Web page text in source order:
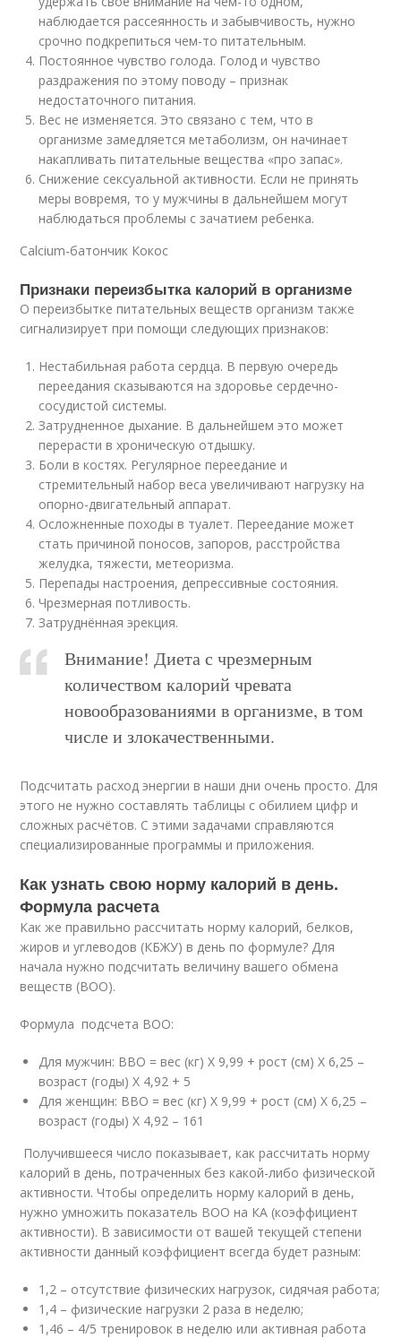
наблюдается рассеянность и забывчивость, нужно
срочно подкрепиться чем-то питательным.
Постоянное чувство голода. Голод и чувство
раздражения по этому поводу – признак
недостаточного питания.
Вес не изменяется. Это связано с тем, что в
организме замедляется метаболизм, он начинает
накапливать питательные вещества «про запас».
Снижение сексуальной активности. Если не принять
меры вовремя, то у мужчины в дальнейшем могут
наблюдаться проблемы с зачатием ребенка.
Calcium-батончик Кокос
Признаки переизбытка калорий в организме
О переизбытке питательных веществ организм также
сигнализирует при помощи следующих признаков:
Нестабильная работа сердца. В первую очередь
переедания сказываются на здоровье сердечно-
сосудистой системы.
Затрудненное дыхание. В дальнейшем это может
перерасти в хроническую отдышку.
Боли в костях. Регулярное переедание и
стремительный набор веса увеличивают нагрузку на
опорно-двигательный аппарат.
Осложненные походы в туалет. Переедание может
стать причиной поносов, запоров, расстройства
желудка, тяжести, метеоризма.
Перепады настроения, депрессивные состояния.
Чрезмерная потливость.
Затруднённая эрекция.
Внимание! Диета с чрезмерным
количеством калорий чревата
новообразованиями в организме, в том
числе и злокачественными.
Подсчитать расход энергии в наши дни очень просто. Для
этого не нужно составлять таблицы с обилием цифр и
сложных расчётов. С этими задачами справляются
специализированные программы и приложения.
Как узнать свою норму калорий в день.
Формула расчета
Как же правильно рассчитать норму калорий, белков,
жиров и углеводов (КБЖУ) в день по формуле? Для
начала нужно подсчитать величину вашего обмена
веществ (ВОО).
Формула подсчета ВОО:
Для мужчин: ВВО = вес (кг) Х 9,99 + рост (см) Х 6,25 –
возраст (годы) Х 4,92 + 5
Для женщин: ВВО = вес (кг) Х 9,99 + рост (см) Х 6,25 –
возраст (годы) Х 4,92 – 161
Получившееся число показывает, как рассчитать норму
калорий в день, потраченных без какой-либо физической
активности. Чтобы определить норму калорий в день,
нужно умножить показатель ВОО на КА (коэффициент
активности). В зависимости от вашей текущей степени
активности данный коэффициент всегда будет разным:
1,2 – отсутствие физических нагрузок, сидячая работа;
1,4 – физические нагрузки 2 раза в неделю;
1,46 – 4/5 тренировок в неделю или активная работа